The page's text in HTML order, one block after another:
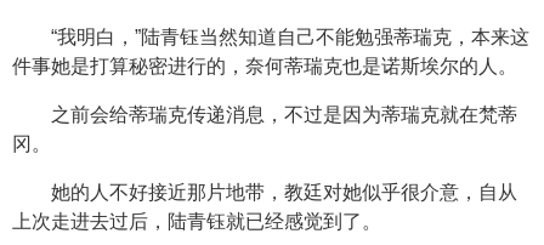
“我明白，”陆青钰当然知道自己不能勉强蒂瑞克，本来这
件事她是打算秘密进行的，奈何蒂瑞克也是诺斯埃尔的人。
之前会给蒂瑞克传递消息，不过是因为蒂瑞克就在梵蒂
冈。
她的人不好接近那片地带，教廷对她似乎很介意，自从
上次走进去过后，陆青钰就已经感觉到了。